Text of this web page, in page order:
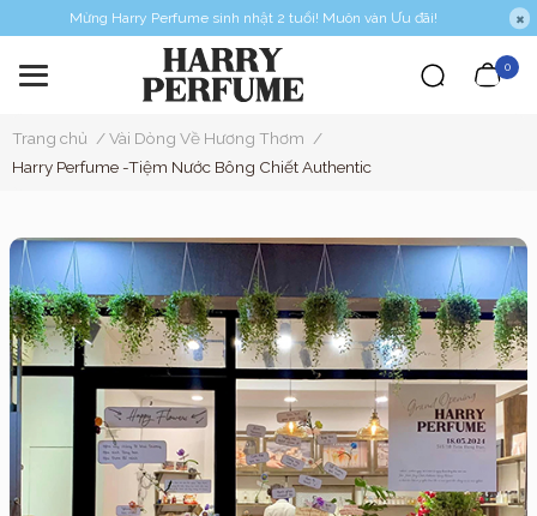
Mừng Harry Perfume sinh nhật 2 tuổi! Muôn vàn Ưu đãi!
0
Trang chủ /Vài Dòng Về Hương Thơm /
Harry Perfume -Tiệm Nước Bông Chiết Authentic